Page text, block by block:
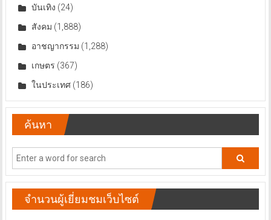
บันเทิง (24)
สังคม (1,888)
อาชญากรรม (1,288)
เกษตร (367)
ในประเทศ(186)
ค้นหา
จำนวนผู้เยี่ยมชมเว็บไซต์